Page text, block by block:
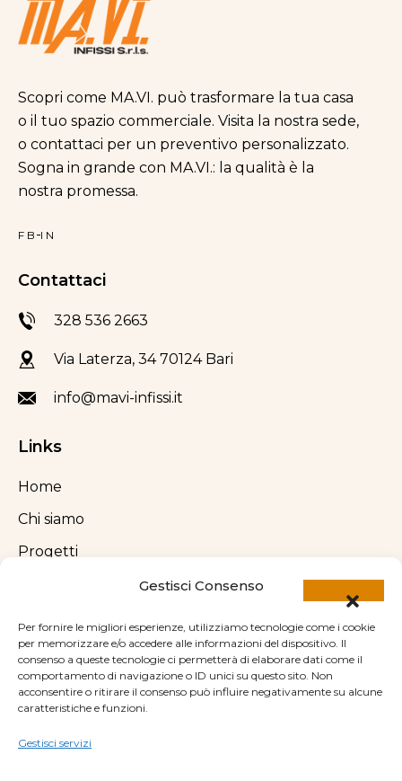
Gestisci Consenso
Per fornire le migliori esperienze, utilizziamo tecnologie come i cookie
per memorizzare e/o accedere alle informazioni del dispositivo. Il
consenso a queste tecnologie ci permetterà di elaborare dati come il
comportamento di navigazione o ID unici su questo sito. Non
acconsentire o ritirare il consenso può influire negativamente su alcune
caratteristiche e funzioni.
Gestisci servizi
Scopri come MA.VI. può trasformare la tua casa
o il tuo spazio commerciale. Visita la nostra sede,
o contattaci per un preventivo personalizzato.
Sogna in grande con MA.VI.: la qualità è la
nostra promessa.
FB IN
Contattaci
328 536 2663
Via Laterza, 34 70124 Bari
info@mavi-infissi.it
Links
Home
Chi siamo
Progetti
Newsletter
Iscriviti alla nostra newsletter